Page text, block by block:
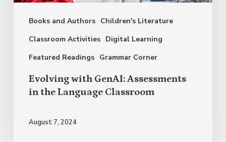
Books and Authors Children's Literature
Classroom Activities Digital Learning
Featured Readings Grammar Corner
Language
Classroom
Evolving with GenAI: Assessments
in the Language Classroom
August 7, 2024